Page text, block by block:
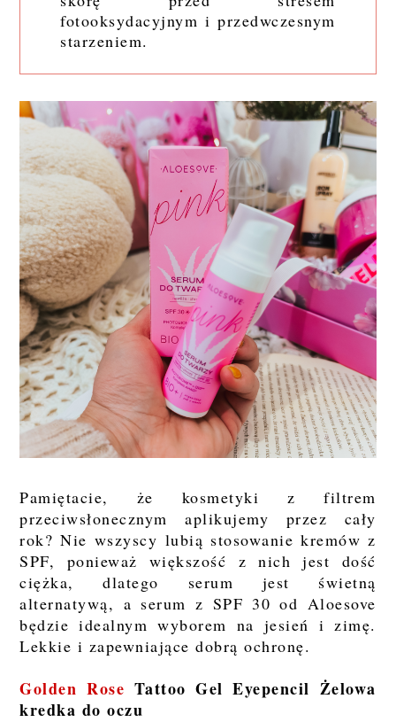
fotooksydacyjnym i przedwczesnym
starzeniem.
Pamiętacie, że kosmetyki z filtrem
przeciwsłonecznym aplikujemy przez cały
rok? Nie wszyscy lubią stosowanie kremów z
SPF, ponieważ większość z nich jest dość
ciężka, dlatego serum jest świetną
alternatywą, a serum z SPF 30 od Aloesove
będzie idealnym wyborem na jesień i zimę.
Lekkie i zapewniające dobrą ochronę.
Golden Rose Tattoo Gel Eyepencil Żelowa
kredka do oczu